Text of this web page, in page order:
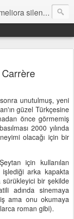
silentio
unutulmuş, yeni
güzel Türkçesine
önce görmemiş
2000 yılında
olacağı için bir
için kullanılan
arka kapakta
sürükleyici bir şekilde
adında sinemaya
ama onu okumaya
roman gibi).